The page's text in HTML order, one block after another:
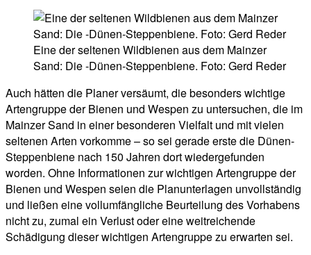
Eine der seltenen Wildbienen aus dem Mainzer
Sand: Die -Dünen-Steppenbiene. Foto: Gerd Reder
Auch hätten die Planer versäumt, die besonders wichtige
Artengruppe der Bienen und Wespen zu untersuchen, die im
Mainzer Sand in einer besonderen Vielfalt und mit vielen
seltenen Arten vorkomme – so sei gerade erste die Dünen-
Steppenbiene nach 150 Jahren dort wiedergefunden
worden. Ohne Informationen zur wichtigen Artengruppe der
Bienen und Wespen seien die Planunterlagen unvollständig
und ließen eine vollumfängliche Beurteilung des Vorhabens
nicht zu, zumal ein Verlust oder eine weitreichende
Schädigung dieser wichtigen Artengruppe zu erwarten sei.